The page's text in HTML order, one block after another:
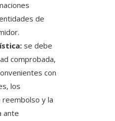
de
se debe
comprobada,
con
los
y la
ante